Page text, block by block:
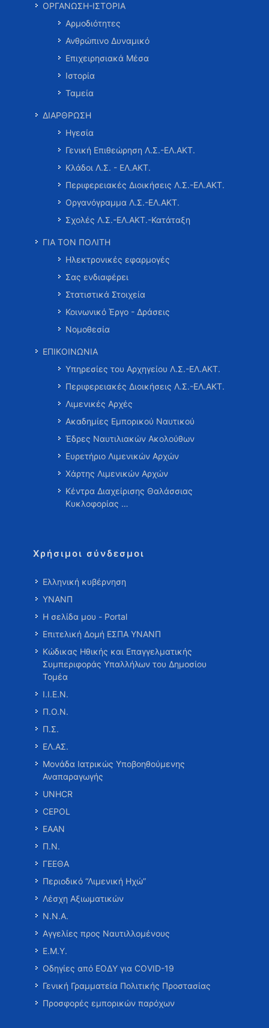
ΟΡΓΑΝΩΣΗ-ΙΣΤΟΡΙΑ
Αρμοδιότητες
Ανθρώπινο Δυναμικό
Επιχειρησιακά Μέσα
Ιστορία
Ταμεία
ΔΙΑΡΘΡΩΣΗ
Ηγεσία
Γενική Επιθεώρηση Λ.Σ.-ΕΛ.ΑΚΤ.
Κλάδοι Λ.Σ. - ΕΛ.ΑΚΤ.
Περιφερειακές Διοικήσεις Λ.Σ.-ΕΛ.ΑΚΤ.
Οργανόγραμμα Λ.Σ.-ΕΛ.ΑΚΤ.
Σχολές Λ.Σ.-ΕΛ.ΑΚΤ.-Κατάταξη
ΓΙΑ ΤΟΝ ΠΟΛΙΤΗ
Ηλεκτρονικές εφαρμογές
Σας ενδιαφέρει
Στατιστικά Στοιχεία
Κοινωνικό Έργο - Δράσεις
Νομοθεσία
ΕΠΙΚΟΙΝΩΝΙΑ
Υπηρεσίες του Αρχηγείου Λ.Σ.-ΕΛ.ΑΚΤ.
Περιφερειακές Διοικήσεις Λ.Σ.-ΕΛ.ΑΚΤ.
Λιμενικές Αρχές
Ακαδημίες Εμπορικού Ναυτικού
Έδρες Ναυτιλιακών Ακολούθων
Ευρετήριο Λιμενικών Αρχών
Χάρτης Λιμενικών Αρχών
Κέντρα Διαχείρισης Θαλάσσιας
Κυκλοφορίας …
Χρήσιμοι σύνδεσμοι
Ελληνική κυβέρνηση
ΥΝΑΝΠ
Η σελίδα μου - Portal
Επιτελική Δομή ΕΣΠΑ ΥΝΑΝΠ
Κώδικας Ηθικής και Επαγγελματικής
Συμπεριφοράς Υπαλλήλων του Δημοσίου
Τομέα
Ι.Ι.Ε.Ν.
Π.Ο.Ν.
Π.Σ.
ΕΛ.ΑΣ.
Μονάδα Ιατρικώς Υποβοηθούμενης
Αναπαραγωγής
UNHCR
CEPOL
ΕΑΑΝ
Π.Ν.
ΓΕΕΘΑ
Περιοδικό “Λιμενική Ηχώ”
Λέσχη Αξιωματικών
Ν.Ν.Α.
Αγγελίες προς Ναυτιλλομένους
Ε.Μ.Υ.
Οδηγίες από ΕΟΔΥ για COVID-19
Γενική Γραμματεία Πολιτικής Προστασίας
Προσφορές εμπορικών παρόχων